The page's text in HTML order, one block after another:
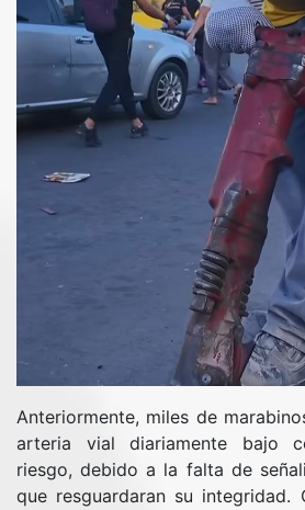
Anteriormente, miles de
arteria vial diariamente bajo
riesgo, debido a la falta de
que resguardaran su integridad.